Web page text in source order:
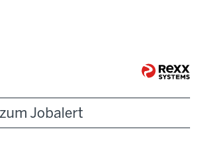
zum Jobalert